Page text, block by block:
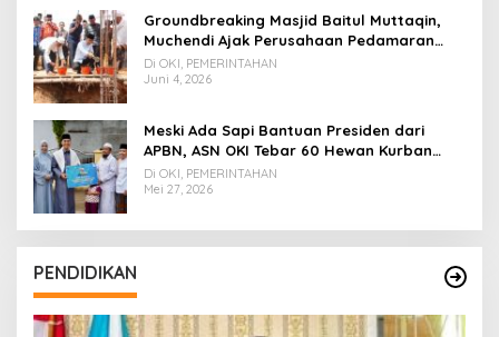
Groundbreaking Masjid Baitul Muttaqin,
Muchendi Ajak Perusahaan Pedamaran
Timur Turut Bantu
Di OKI, PEMERINTAHAN
Juni 4, 2026
Meski Ada Sapi Bantuan Presiden dari
APBN, ASN OKI Tebar 60 Hewan Kurban
Tanpa Gunakan APBD
Di OKI, PEMERINTAHAN
Mei 27, 2026
PENDIDIKAN